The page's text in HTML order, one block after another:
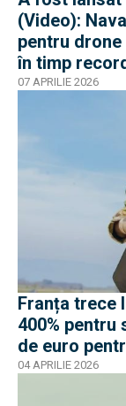
(Video):
pentru
în timp
07 APRILIE 2026
Franța trece
400%
de euro
04 APRILIE 2026